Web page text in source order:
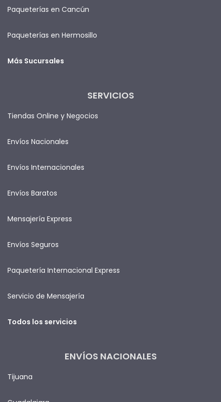
Paqueterías en Cancún
Paqueterías en Hermosillo
Más Sucursales
SERVICIOS
Tiendas Online y Negocios
Envíos Nacionales
Envíos Internacionales
Envíos Baratos
Mensajería Express
Envíos Seguros
Paquetería Internacional Express
Servicio de Mensajería
Todos los servicios
ENVÍOS NACIONALES
Tijuana